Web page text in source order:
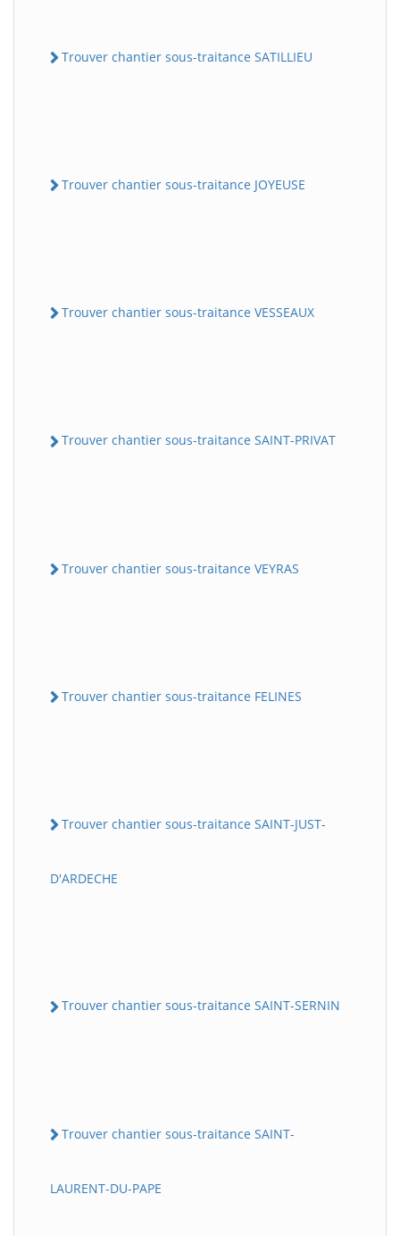
Trouver chantier sous-traitance SATILLIEU
Trouver chantier sous-traitance JOYEUSE
Trouver chantier sous-traitance VESSEAUX
Trouver chantier sous-traitance SAINT-PRIVAT
Trouver chantier sous-traitance VEYRAS
Trouver chantier sous-traitance FELINES
Trouver chantier sous-traitance SAINT-JUST-
D'ARDECHE
Trouver chantier sous-traitance SAINT-SERNIN
Trouver chantier sous-traitance SAINT-
LAURENT-DU-PAPE